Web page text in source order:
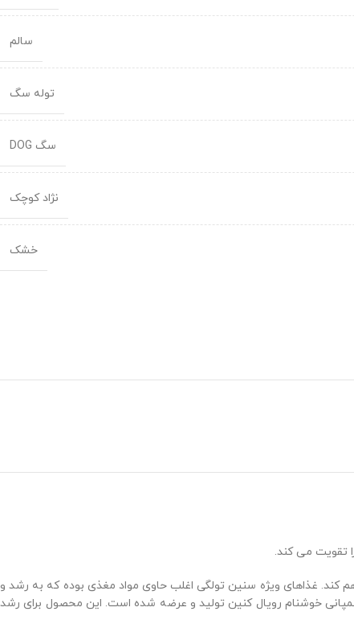
سالم
توله سگ
سگ DOG
نژاد کوچک
خشک
کند. غذاهای ویژه سنین تولگی اغلب حاوی مواد مغذی بوده که به رشد و
خوشنام رویال کنین تولید و عرضه شده است. این محصول برای رشد